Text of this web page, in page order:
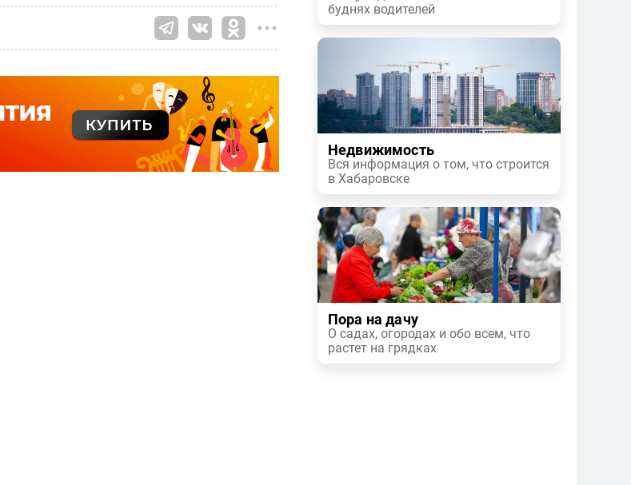
буднях водителей
Недвижимость
Вся информация о том, что строится
в Хабаровске
Пора на дачу
О садах, огородах и обо всем, что
растет на грядках